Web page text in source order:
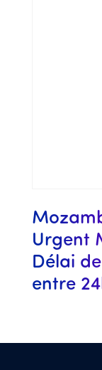
Urgent
Délai
entre